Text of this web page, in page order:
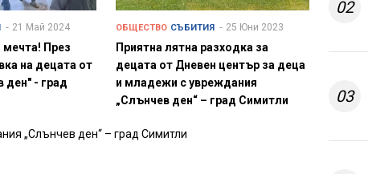
21 Май 2024
През
на децата от
- град
ОБЩЕСТВО СЪБИТИЯ 25 Юни 2023
Приятна лятна разходка за
децата от Дневен център за деца
и младежи с увреждания
„Слънчев ден“ – град Симитли
„Слънчев ден“ – град Симитли
02
03